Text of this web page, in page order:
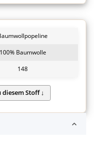
100% Baumwolle
148